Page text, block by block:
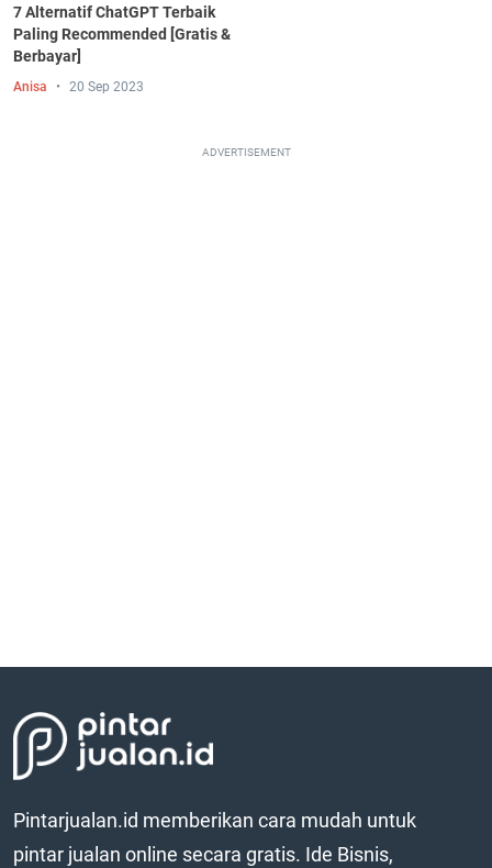
7 Alternatif ChatGPT Terbaik
Paling Recommended [Gratis &
Berbayar]
Anisa 20 Sep 2023
ADVERTISEMENT
Pintarjualan.id memberikan cara mudah untuk
pintar jualan online secara gratis. Ide Bisnis,